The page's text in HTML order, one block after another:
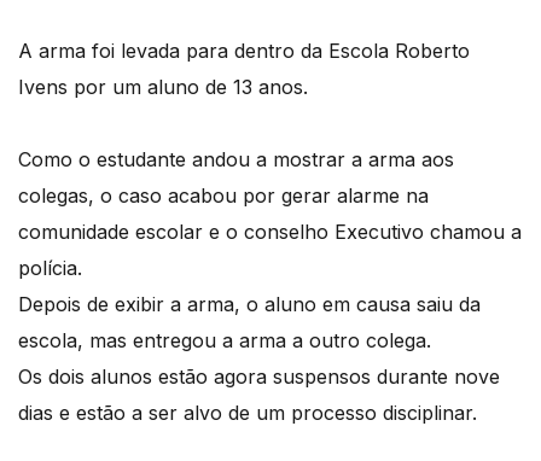
A arma foi levada para dentro da Escola Roberto
Ivens por um aluno de 13 anos.
Como o estudante andou a mostrar a arma aos
colegas, o caso acabou por gerar alarme na
comunidade escolar e o conselho Executivo chamou a
polícia.
Depois de exibir a arma, o aluno em causa saiu da
escola, mas entregou a arma a outro colega.
Os dois alunos estão agora suspensos durante nove
dias e estão a ser alvo de um processo disciplinar.